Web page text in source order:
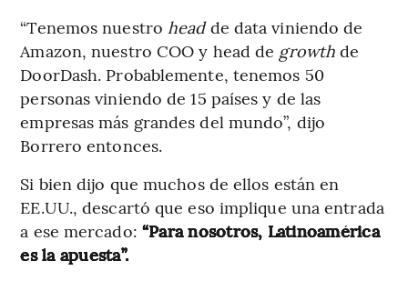
“Tenemos nuestro headde data viniendo de
Amazon, nuestro COO y head de growth de
DoorDash. Probablemente, tenemos 50
personas viniendo de 15 países y de las
empresas más grandes del mundo”, dijo
Borrero entonces.
Si bien dijo que muchos de ellos están en
EE.UU., descartó que eso implique una entrada
a ese mercado: “Para nosotros, Latinoamérica
es la apuesta”.